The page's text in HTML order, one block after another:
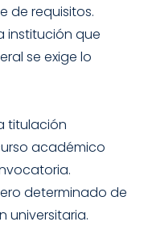
de requisitos.
institución que
se exige lo
titulación
académico
determinado de
universitaria.